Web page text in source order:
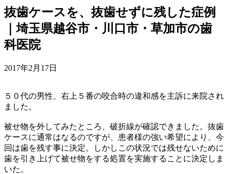
抜歯ケースを、抜歯せずに残した症例
｜埼玉県越谷市・川口市・草加市の歯
科医院
2017年2月17日
５０代の男性、右上５番の咬合時の違和感を主訴に来院され
ました。
被せ物を外してみたところ、破折線が確認できました。抜歯
ケースに通常はなるのですが、患者様の強い希望により、今
回は歯を残す事に決定。しかしこの状況では残せないために
歯を引き上げて被せ物をする処置を実施することに決定しま
いた。